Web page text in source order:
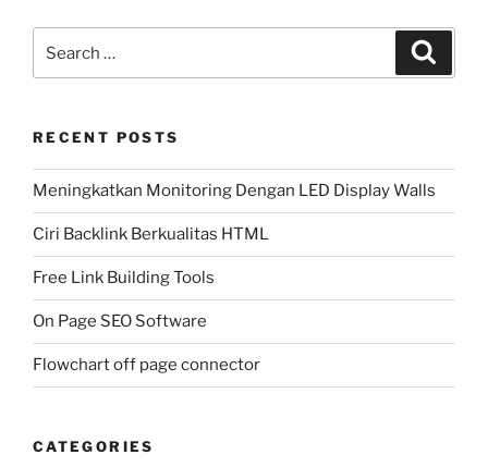
for:
RECENT POSTS
Meningkatkan Monitoring Dengan LED Display Walls
Ciri Backlink Berkualitas HTML
Free Link Building Tools
On Page SEO Software
Flowchart off page connector
CATEGORIES